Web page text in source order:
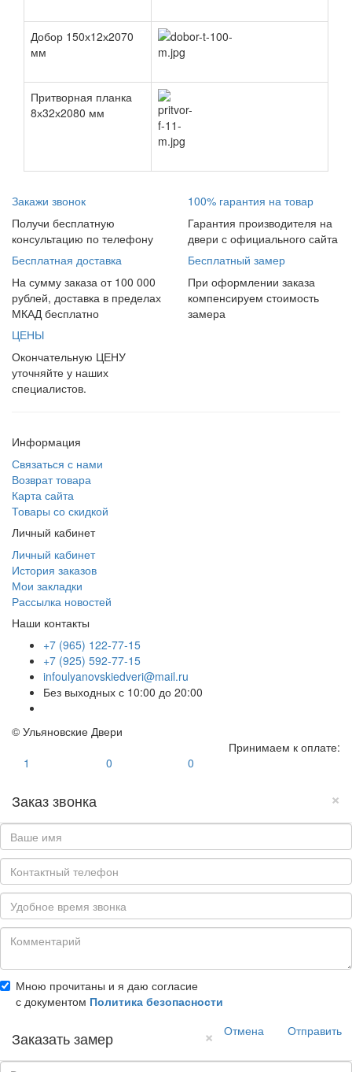
Добор 150х12х2070
мм
Притворная планка
8х32х2080 мм
Закажи звонок
Получи бесплатную
консультацию по телефону
100% гарантия на товар
Гарантия производителя на
двери с официального сайта
Бесплатная доставка
На сумму заказа от 100 000
рублей, доставка в пределах
МКАД бесплатно
Бесплатный замер
При оформлении заказа
компенсируем стоимость
замера
ЦЕНЫ
Окончательную ЦЕНУ
уточняйте у наших
специалистов.
Информация
Связаться с нами
Возврат товара
Карта сайта
Товары со скидкой
Личный кабинет
Личный кабинет
История заказов
Мои закладки
Рассылка новостей
Наши контакты
+7 (965) 122-77-15
+7 (925) 592-77-15
infoulyanovskiedveri@mail.ru
Без выходных с 10:00 до 20:00
© Ульяновские Двери
Принимаем к оплате:
1
0 0
×
Заказ звонка
Мною прочитаны и я даю согласие
с документом Политика безопасности
Отмена
Отправить
×
Заказать замер